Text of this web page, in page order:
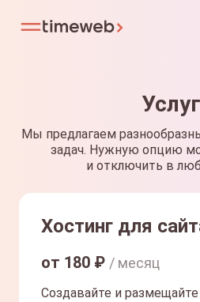
Мы предлагаем
задач. Нужную опцию
и отключить в
Хостинг для
от 180 ₽ / месяц
Создавайте и